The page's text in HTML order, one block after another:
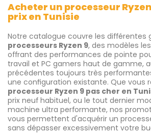
Acheter un processeur
prix en Tunisie
Notre catalogue couvre les différentes
processeurs Ryzen 9, des modèles
offrant des performances de pointe
travail et PC gamers haut de gamme,
précédentes toujours très
une configuration existante. Que vous
processeur Ryzen 9 pas cher en
prix neuf habituel, ou le tout dernier
machine ultra performante, nos
vous permettent d'acquérir un
sans dépasser excessivement votre